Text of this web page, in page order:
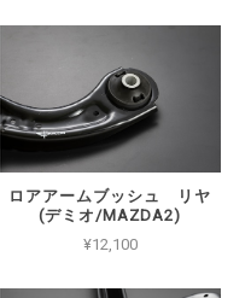
ロアアームブッシュ リヤ
(デミオ/MAZDA2)
¥12,100